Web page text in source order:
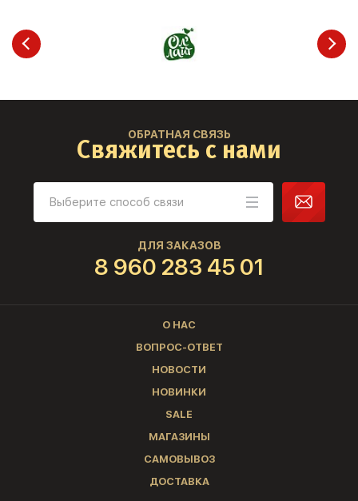
ОБРАТНАЯ СВЯЗЬ
Свяжитесь с нами
ДЛЯ ЗАКАЗОВ
8 960 283 45 01
О НАС
ВОПРОС-ОТВЕТ
НОВОСТИ
НОВИНКИ
SALE
МАГАЗИНЫ
САМОВЫВОЗ
ДОСТАВКА